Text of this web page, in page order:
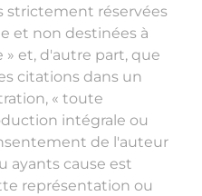
strictement réservées
et non destinées à
et, d'autre part, que
citations dans un
« toute
intégrale ou
de l'auteur
ayants cause est
représentation ou